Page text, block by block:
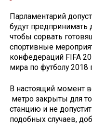
Парламентарий
будут предпринимать
чтобы сорвать
спортивные
конфедераций FIFA
мира по футболу 2018
В настоящий момент
метро закрыты для
станцию и не
подобных случаев,